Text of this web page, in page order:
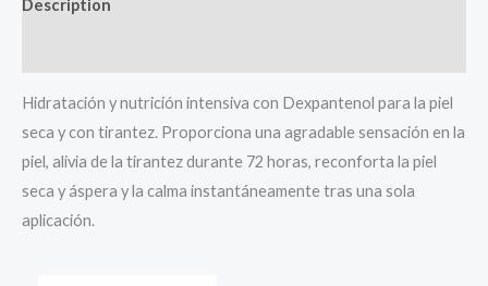
Description
Hidratación y nutrición intensiva con Dexpantenol para la piel
seca y con tirantez. Proporciona una agradable sensación en la
piel, alivia de la tirantez durante 72 horas, reconforta la piel
seca y áspera y la calma instantáneamente tras una sola
aplicación.